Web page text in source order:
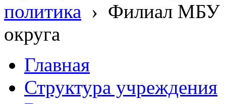
политика › Филиал МБУ
округа
Главная
Структура учреждения